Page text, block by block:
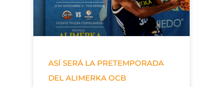
ASÍ SERÁ LA PRETEMPORADA
DEL ALIMERKA OCB